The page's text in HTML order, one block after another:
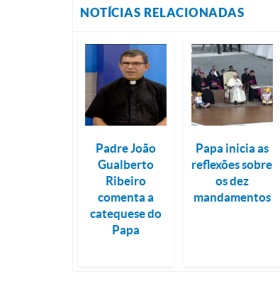
NOTÍCIAS RELACIONADAS
Padre João
Gualberto
Ribeiro
comenta a
catequese do
Papa
Papa inicia as
reflexões sobre
os dez
mandamentos